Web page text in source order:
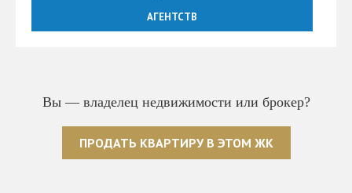
АГЕНТСТВ
Вы — владелец недвижимости или брокер?
ПРОДАТЬ КВАРТИРУ В ЭТОМ ЖК